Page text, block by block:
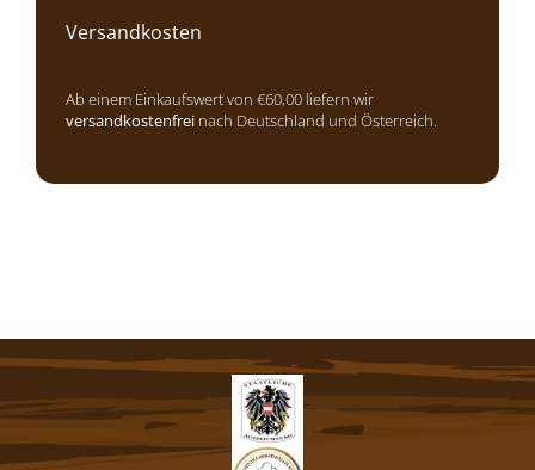
Versandkosten
Ab einem Einkaufswert von €60,00 liefern wir
versandkostenfrei nach Deutschland und Österreich.